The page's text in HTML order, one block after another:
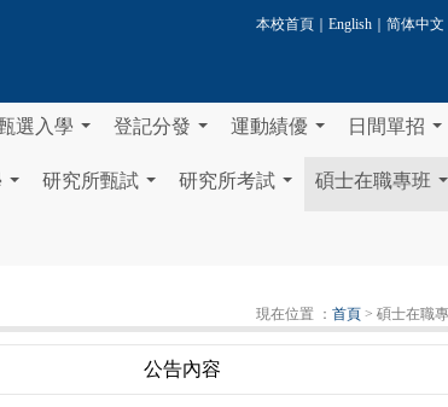
本校首頁 ｜English ｜简体中文
選入學 登記分發 運動績優 日間單招
研究所甄試 研究所考試 碩士在職專班
現在位置 ： 首頁 > 碩士在職
公告內容